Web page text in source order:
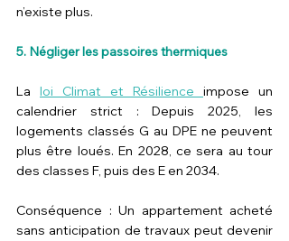
n’existe plus.
5. Négliger les passoires thermiques
La loi Climat et Résilience impose un
calendrier strict : Depuis 2025, les
logements classés G au DPE ne peuvent
plus être loués. En 2028, ce sera au tour
des classes F, puis des E en 2034.
Conséquence : Un appartement acheté
sans anticipation de travaux peut devenir